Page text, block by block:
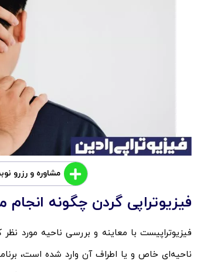
مشاوره و رزرو
فیزیوتراپی گردن چگونه
فیزیوتراپیست با معاینه و بررسی ناحیه مورد
ناحیه‌ای خاص و یا اطراف آن وارد شده است،